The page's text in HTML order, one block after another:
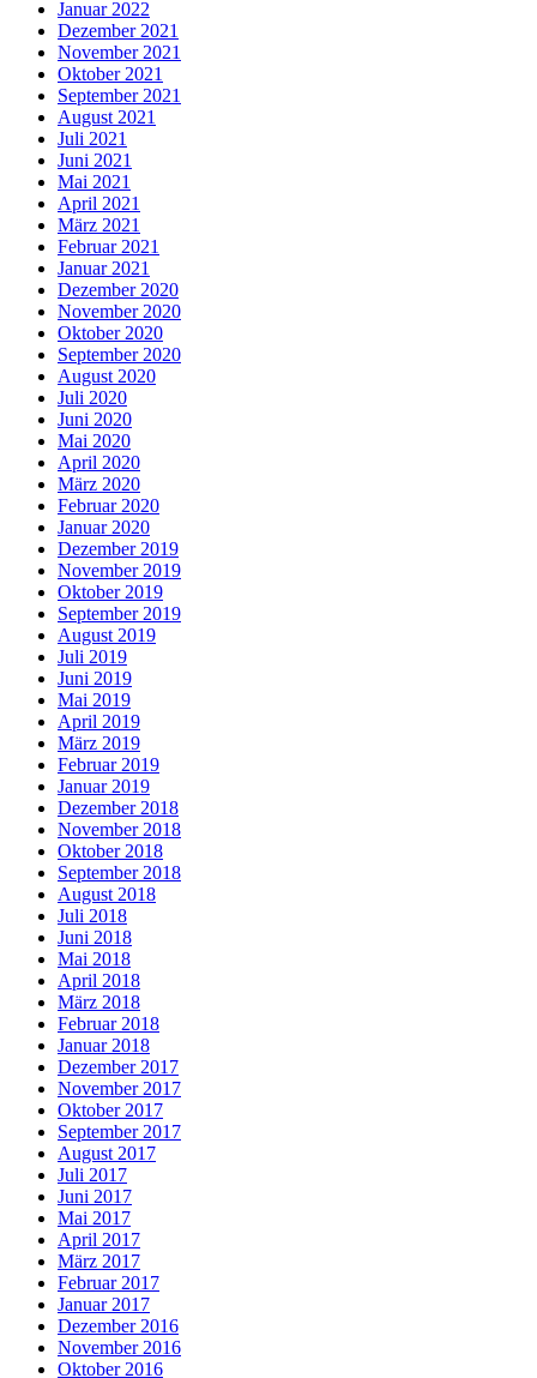
Januar 2022
Dezember 2021
November 2021
Oktober 2021
September 2021
August 2021
Juli 2021
Juni 2021
Mai 2021
April 2021
März 2021
Februar 2021
Januar 2021
Dezember 2020
November 2020
Oktober 2020
September 2020
August 2020
Juli 2020
Juni 2020
Mai 2020
April 2020
März 2020
Februar 2020
Januar 2020
Dezember 2019
November 2019
Oktober 2019
September 2019
August 2019
Juli 2019
Juni 2019
Mai 2019
April 2019
März 2019
Februar 2019
Januar 2019
Dezember 2018
November 2018
Oktober 2018
September 2018
August 2018
Juli 2018
Juni 2018
Mai 2018
April 2018
März 2018
Februar 2018
Januar 2018
Dezember 2017
November 2017
Oktober 2017
September 2017
August 2017
Juli 2017
Juni 2017
Mai 2017
April 2017
März 2017
Februar 2017
Januar 2017
Dezember 2016
November 2016
Oktober 2016